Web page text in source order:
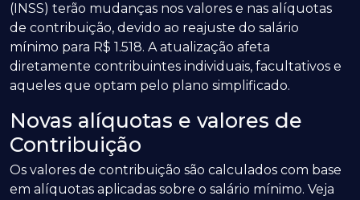
(INSS) terão mudanças nos valores e nas alíquotas
de contribuição, devido ao reajuste do salário
mínimo para R$ 1.518. A atualização afeta
diretamente contribuintes individuais, facultativos e
aqueles que optam pelo plano simplificado.
Novas alíquotas e valores de
Contribuição
Os valores de contribuição são calculados com base
em alíquotas aplicadas sobre o salário mínimo. Veja